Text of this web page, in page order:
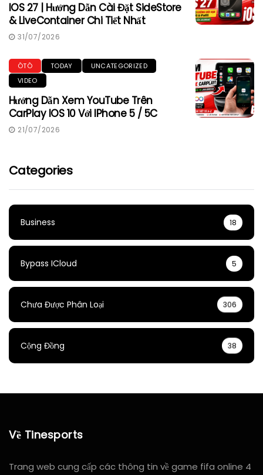
IOS 27 | Hướng Dẫn Cài Đặt SideStore
& LiveContainer Chi Tiết Nhất
31/07/2026
ÔTÔ TODAY
UNCATEGORIZED
VIDEO
Hướng Dẫn Xem YouTube Trên
CarPlay IOS 10 Với IPhone 5 / 5C
21/07/2026
Categories
Business 18
Bypass ICloud 5
Chưa Được Phân Loại 306
Cộng Đồng 38
Về Tinesports
Trang web cung cấp các thông tin về game fifa online 4